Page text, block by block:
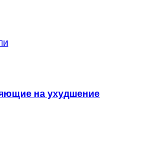
на ухудшение